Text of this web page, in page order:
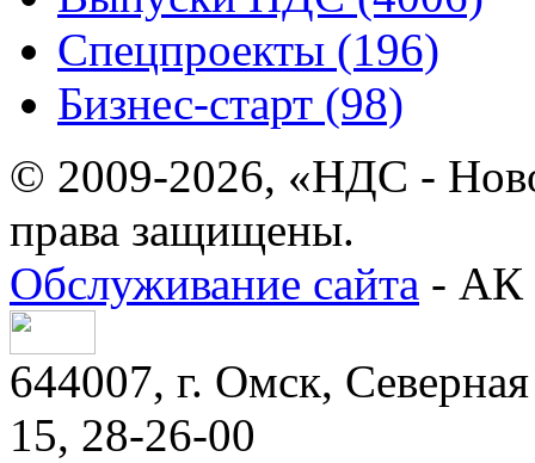
Спецпроекты (196)
Бизнес-старт (98)
© 2009-2026, «НДС -
права защищены.
Обслуживание сайта - АК
644007, г. Омск,
15, 28-26-00